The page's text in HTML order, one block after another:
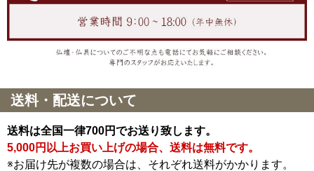
送料・配送について
送料は全国一律700円でお送り致します。
5,000円以上お買い上げの場合、送料は無料です。
※お届け先が複数の場合は、それぞれ送料がかかります。